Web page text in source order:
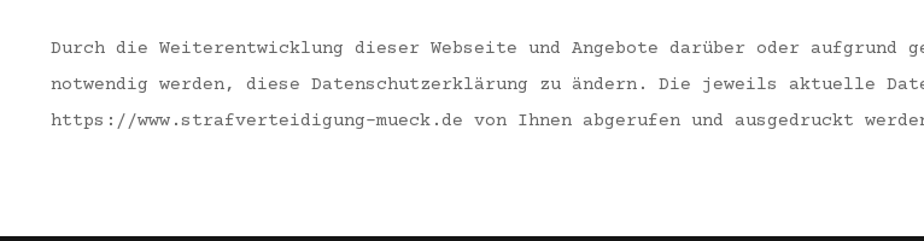
Durch die Weiterentwicklung dieser Webseite und Angebote darüber oder aufgrund
notwendig werden, diese Datenschutzerklärung zu ändern. Die jeweils aktuelle
https://www.strafverteidigung-mueck.de von Ihnen abgerufen und ausgedruckt